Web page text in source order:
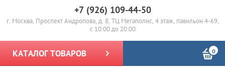
+7 (926) 109-44-50
г. Москва, Проспект Андропова, д. 8, ТЦ Мегаполис, 4 этаж, павильон 4-69,
с 10:00 до 20:00
КАТАЛОГ ТОВАРОВ 0